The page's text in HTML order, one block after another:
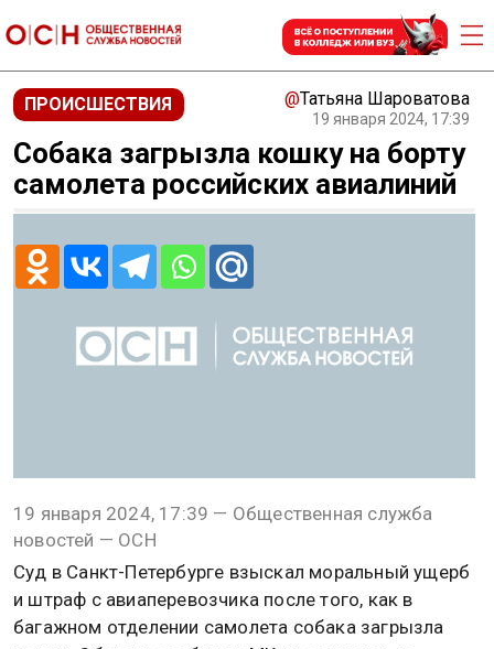
ПРОИСШЕСТВИЯ @Татьяна Шароватова
19 января 2024, 17:39
Собака загрызла кошку на борту
самолета российских авиалиний
19 января 2024, 17:39 — Общественная служба
новостей — ОСН
Суд в Санкт-Петербурге взыскал моральный ущерб
и штраф с авиаперевозчика после того, как в
багажном отделении самолета собака загрызла